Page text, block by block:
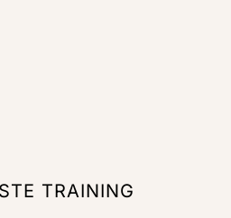
TRAINING